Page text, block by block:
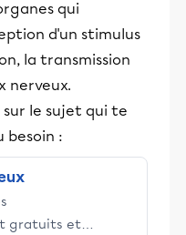
qui
d'un stimulus
la transmission
nerveux.
le sujet qui te
besoin :
gratuits et